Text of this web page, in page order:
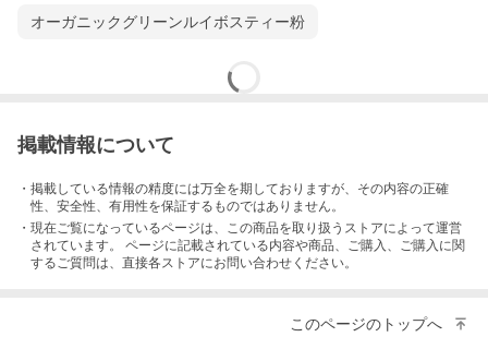
オーガニックグリーンルイボスティー粉
掲載情報について
・掲載している情報の精度には万全を期しておりますが、その内容の正確
性、安全性、有用性を保証するものではありません。
・現在ご覧になっているページは、この商品を取り扱うストアによって運営
されています。 ページに記載されている内容や商品、ご購入 、ご購入に関
するご質問は、直接各ストアにお問い合わせください。
このページのトップへ